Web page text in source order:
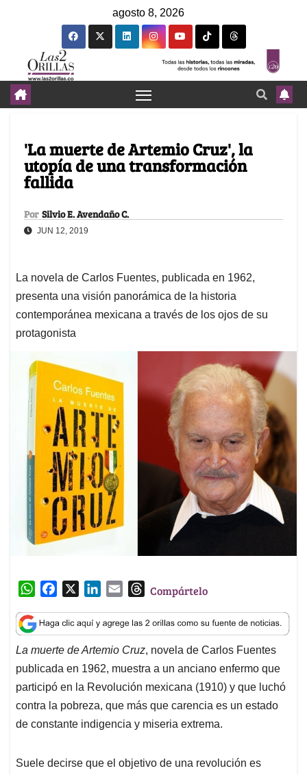
agosto 8, 2026
'La muerte de Artemio Cruz', la
utopía de una transformación
fallida
Por Silvio E. Avendaño C.
JUN 12, 2019
La novela de Carlos Fuentes, publicada en 1962,
presenta una visión panorámica de la historia
contemporánea mexicana a través de los ojos de su
protagonista
W
a
t
s
A
p
p
c
e
b
o
o
k
n
k
e
d
I
n
a
i
l
T
r
e
a
d
s
Compártelo
La muerte de Artemio Cruz, novela de Carlos Fuentes
publicada en 1962, muestra a un anciano enfermo que
participó en la Revolución mexicana (1910) y que luchó
contra la pobreza, que más que carencia es un estado
de constante indigencia y miseria extrema.
Suele decirse que el objetivo de una revolución es